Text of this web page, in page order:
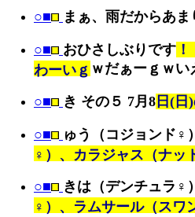
○■ まぁ、雨だからあ
○■ おひさしぶりです
わーいｇ ｗだぁーｇｗい
○■ き その５ 7月8 日(日
○■ ゅう（コジョンド♀
♀）、カラジャス（ナッ
○■ きは（デンチュラ♀
♀）、ラムサール（スワ